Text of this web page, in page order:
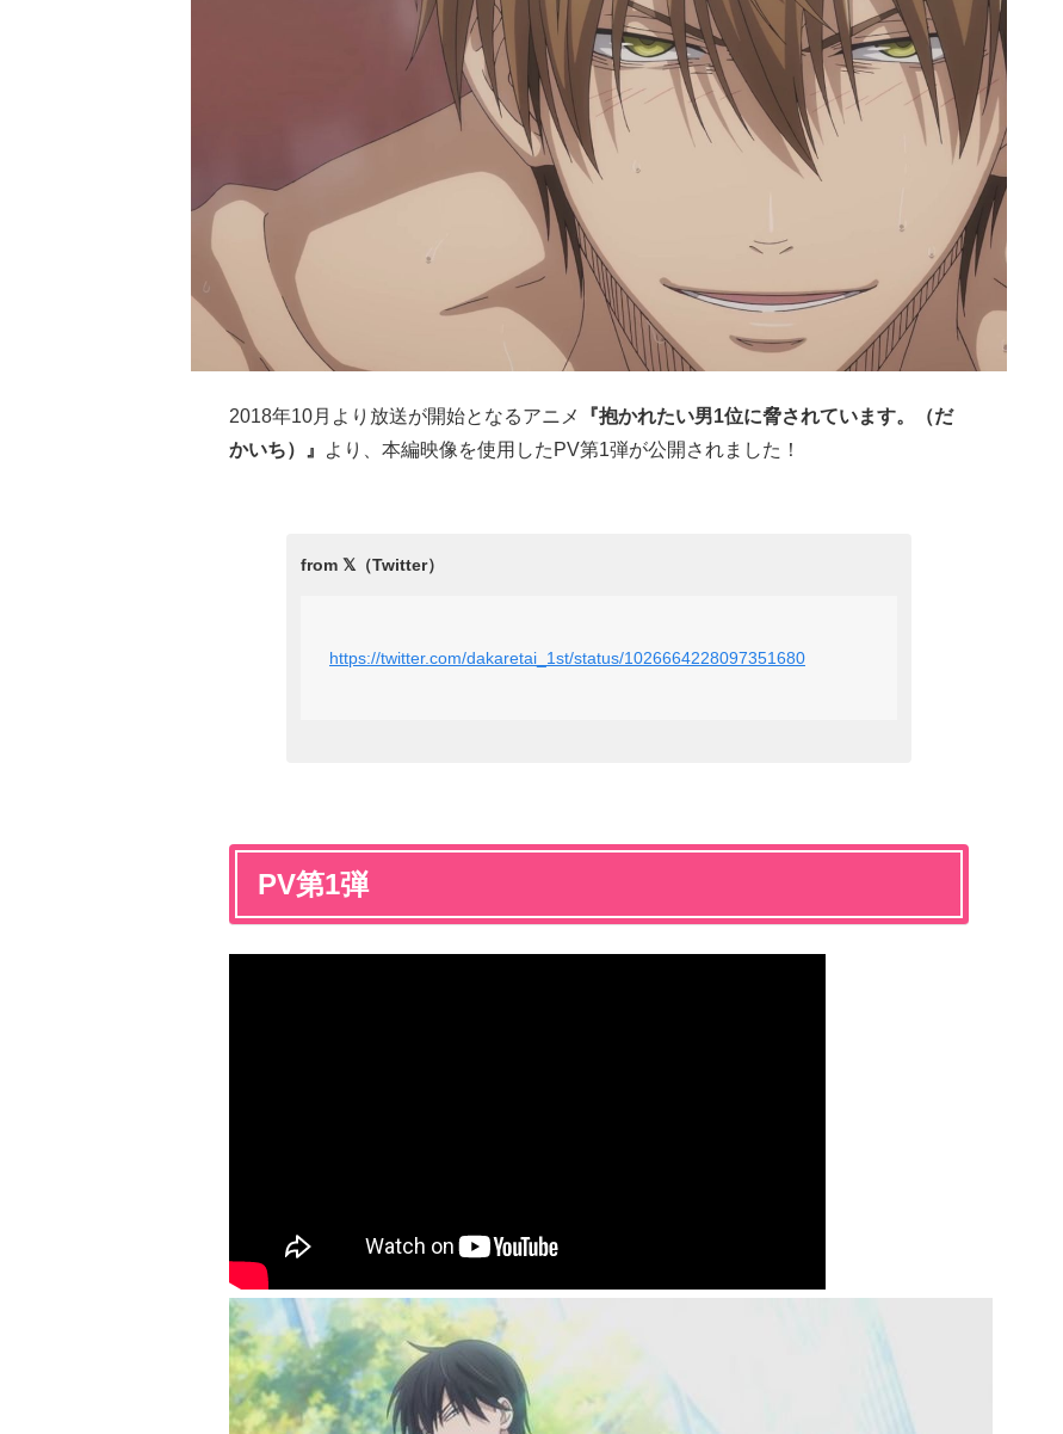
2018年10月より放送が開始となるアニメ
『抱かれたい男1位に脅されています。（だ
かいち）』
より、本編映像を使用したPV第1弾が公開されました！
https://twitter.com/dakaretai_1st/status/1026664228097351680
PV第1弾